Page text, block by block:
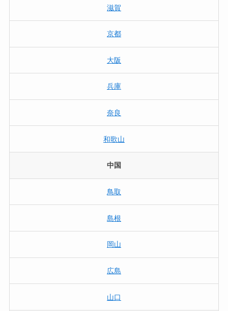
滋賀
京都
大阪
兵庫
奈良
和歌山
中国
鳥取
島根
岡山
広島
山口